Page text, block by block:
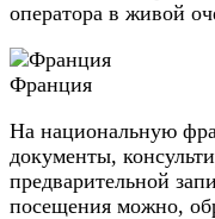
оператора в живой
Франция
На национальную
документы,
предварительной
посещения можно,